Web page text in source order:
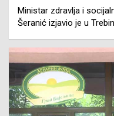
Ministar zdravlja i
Šeranić izjavio je u